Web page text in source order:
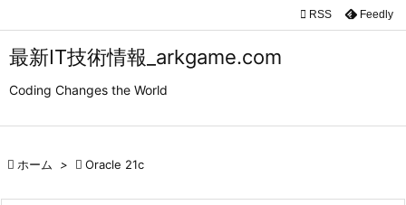
最新IT技術情報_arkgame.com
Coding Changes the World


 RSS Feedly
 ホーム >  Oracle 21c